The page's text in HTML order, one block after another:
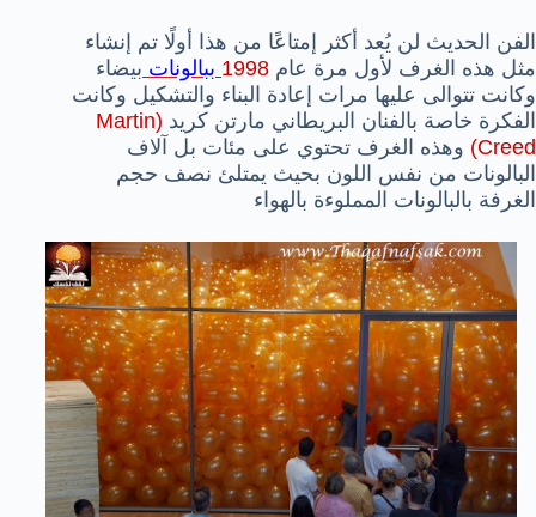
الفن الحديث لن يُعد أكثر إمتاعًا من هذا أولًا تم إنشاء
مثل هذه الغرف لأول مرة عام 1998 ببالونات بيضاء
وكانت تتوالى عليها مرات إعادة البناء والتشكيل وكانت
الفكرة خاصة بالفنان البريطاني مارتن كريد
(Martin
Creed)
وهذه الغرف تحتوي على مئات بل آلاف
البالونات من نفس اللون بحيث يمتلئ نصف حجم
الغرفة بالبالونات المملوءة بالهواء